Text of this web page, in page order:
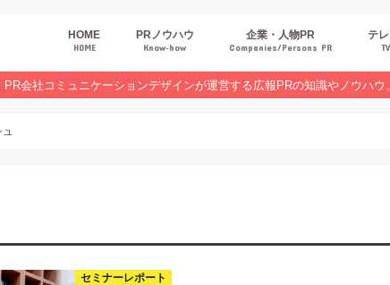
HOME
HOME
PRノウハウ
Know‐how
広報スキルUP
商品・サービスPR
デジタルPR
PRトレンド
イベントPR
業界コラム
オンラインセミナーレポート
企業・人物PR
Companies/Persons PR
テ
PR会社コミュニケーションデザインが運営する広報PRの知識やノウハ
セミナーレポート